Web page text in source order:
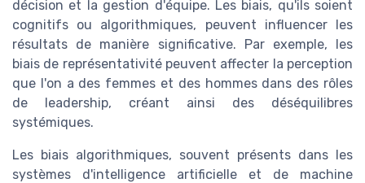
décision et la gestion d'équipe. Les biais, qu'ils soient
cognitifs ou algorithmiques, peuvent influencer les
résultats de manière significative. Par exemple, les
biais de représentativité peuvent affecter la perception
que l'on a des femmes et des hommes dans des rôles
de leadership, créant ainsi des déséquilibres
systémiques.
Les biais algorithmiques, souvent présents dans les
systèmes d'intelligence artificielle et de machine